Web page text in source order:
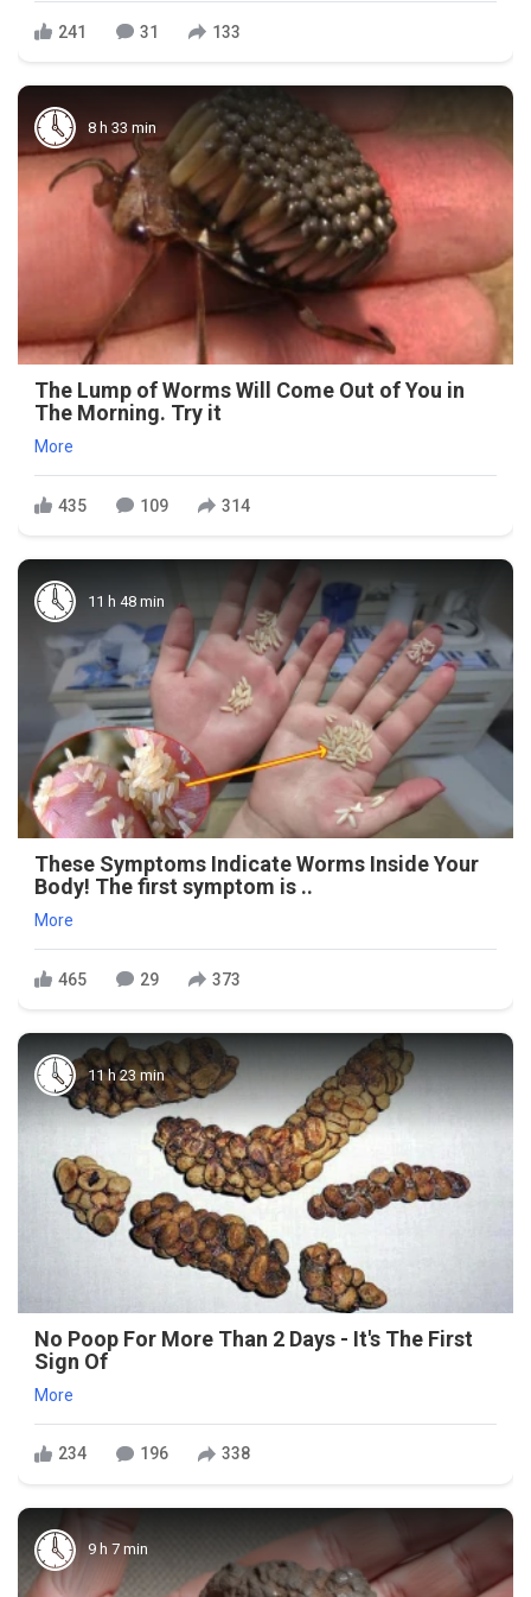
241 31 133
8 h 33 min
The Lump of Worms Will Come Out of You in
The Morning. Try it
More
435 109 314
11 h 48 min
These Symptoms Indicate Worms Inside Your
Body! The first symptom is ..
More
465 29 373
11 h 23 min
No Poop For More Than 2 Days - It's The First
Sign Of
More
234 196 338
9 h 7 min